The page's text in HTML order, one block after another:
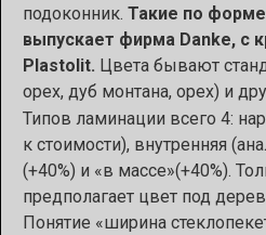
подоконник. Такие по
выпускает фирма Danke, с
Plastolit. Цвета бывают
орех, дуб монтана, орех) и
Типов ламинации всего 4:
к стоимости), внутренняя
(+40%) и «в массе»(+40%).
предполагает цвет под
Понятие «ширина